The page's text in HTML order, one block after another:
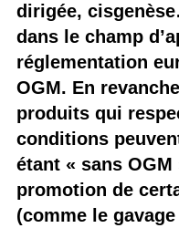
dirigée,
dans le champ
réglementation
OGM. En
produits qui
conditions
étant « sans OGM
promotion de
(comme le